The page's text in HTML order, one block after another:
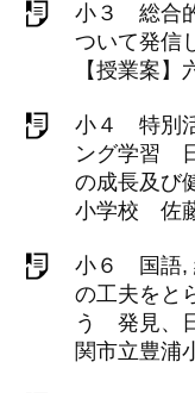
小３ 総合
ついて発信
【授業案
小４ 特別
ング学習
の成長及び
小学校 佐
小６ 国語,
の工夫をと
う 発見、
関市立豊浦